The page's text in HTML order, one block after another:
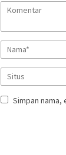
Simpan